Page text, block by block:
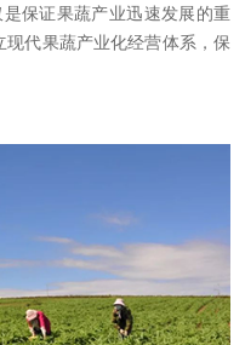
保证果蔬产业迅速发展的重
代果蔬产业化经营体系，保